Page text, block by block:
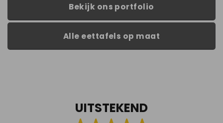
Bekijk ons portfolio
Alle eettafels op maat
UITSTEKEND